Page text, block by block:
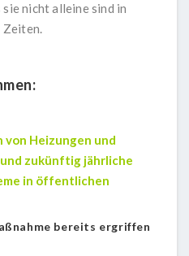
sie nicht alleine sind in
Zeiten.
Heizungen und
zukünftig jährliche
in öffentlichen
bereits ergriffen